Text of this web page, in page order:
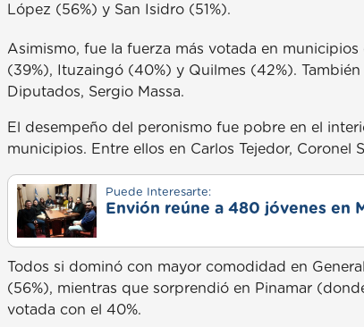
López (56%) y San Isidro (51%).
Asimismo, fue la fuerza más votada en
(39%), Ituzaingó (40%) y Quilmes (42%).
Diputados, Sergio Massa.
El desempeño del peronismo fue pobre en el
municipios. Entre ellos en Carlos Tejedor, Coronel
Puede Interesarte:
Envión reúne a 480 jóvenes en
Todos si dominó con mayor comodidad en
(56%), mientras que sorprendió en Pinamar
votada con el 40%.